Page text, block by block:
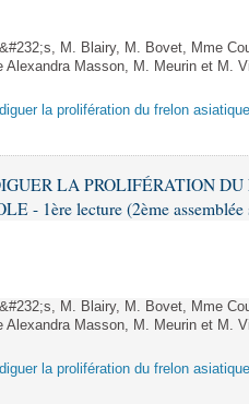
M. Blairy, M. Bovet, Mme
Alexandra Masson, M. Meurin et M.
la prolifération du frelon
LA PROLIFÉRATION
- 1ère lecture (2ème assemblée
M. Blairy, M. Bovet, Mme
Alexandra Masson, M. Meurin et M.
la prolifération du frelon